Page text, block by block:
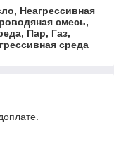
Неагрессивная
смесь,
Пар, Газ,
среда